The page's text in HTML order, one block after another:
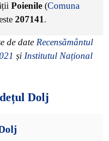
Poienile (Comuna
207141.
de date Recensământul
și Institutul Național
Dolj